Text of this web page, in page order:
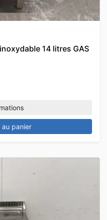
14 litres GAS
au panier